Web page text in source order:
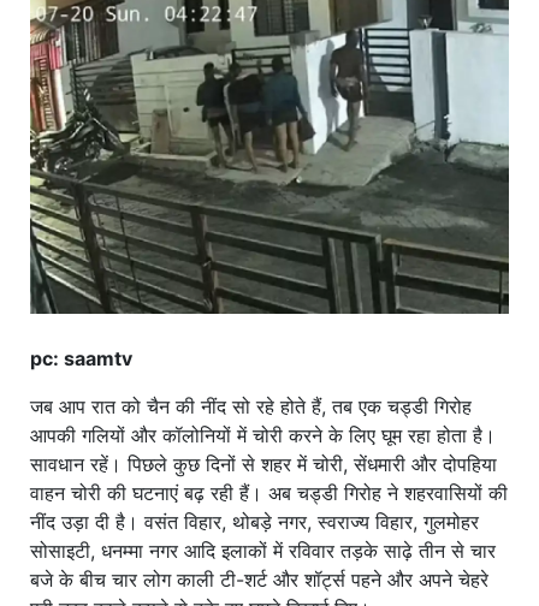
हेल्थ
ट्रॅव्हल
खाना
pc: saamtv
जब आप रात को चैन की नींद सो रहे होते हैं, तब एक चड्डी गिरोह
आपकी गलियों और कॉलोनियों में चोरी करने के लिए घूम रहा होता है।
सावधान रहें। पिछले कुछ दिनों से शहर में चोरी, सेंधमारी और दोपहिया
वाहन चोरी की घटनाएं बढ़ रही हैं। अब चड्डी गिरोह ने शहरवासियों की
नींद उड़ा दी है। वसंत विहार, थोबड़े नगर, स्वराज्य विहार, गुलमोहर
सोसाइटी, धनम्मा नगर आदि इलाकों में रविवार तड़के साढ़े तीन से चार
बजे के बीच चार लोग काली टी-शर्ट और शॉर्ट्स पहने और अपने चेहरे